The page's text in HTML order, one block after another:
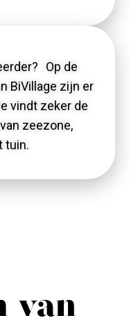
Op de
BiVillage zijn er
vindt zeker de
zeezone,
tuin.
van